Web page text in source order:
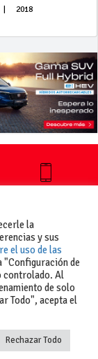
2018
+34 627 35
la
y sus
el uso de las
"Configuración de
controlado. Al
de solo
Todo", acepta el
Rechazar Todo